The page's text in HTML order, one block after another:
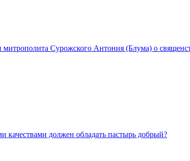
Сурожского Антония (Блума) о
качествами должен обладать пастырь добрый?